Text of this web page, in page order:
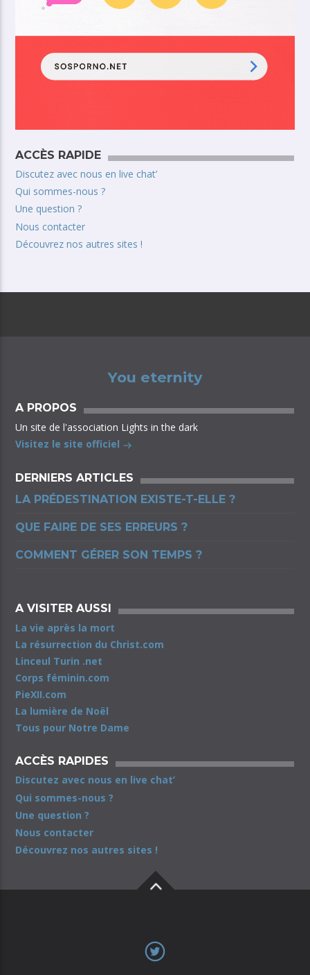
ACCÈS RAPIDE
Discutez avec nous en live chat’
Qui sommes-nous ?
Une question ?
Nous contacter
Découvrez nos autres sites !
You eternity
A PROPOS
Un site de l'association Lights in the dark
Visitez le site officiel
DERNIERS ARTICLES
LA PRÉDESTINATION EXISTE-T-ELLE ?
QUE FAIRE DE SES ERREURS ?
COMMENT GÉRER SON TEMPS ?
A VISITER AUSSI
La vie après la mort
La résurrection du Christ.com
Linceul Turin .net
Corps féminin.com
PieXII.com
La lumière de Noël
Tous pour Notre Dame
ACCÈS RAPIDES
Discutez avec nous en live chat’
Qui sommes-nous ?
Une question ?
Nous contacter
Découvrez nos autres sites !